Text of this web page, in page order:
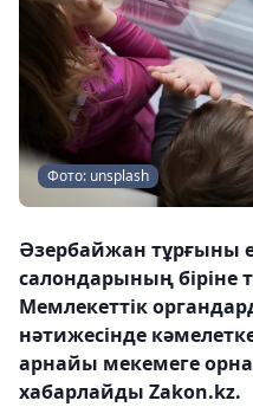
Фото: unsplash
Әзербайжан тұрғыны
салондарының біріне
Мемлекеттік
нәтижесінде
арнайы мекемеге
хабарлайды Zakon.kz.